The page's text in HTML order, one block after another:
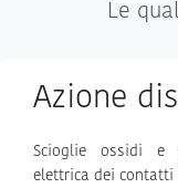
Le
Azione
Scioglie ossidi e
elettrica dei contatti